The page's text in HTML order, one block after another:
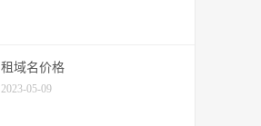
租域名价格
2023-05-09